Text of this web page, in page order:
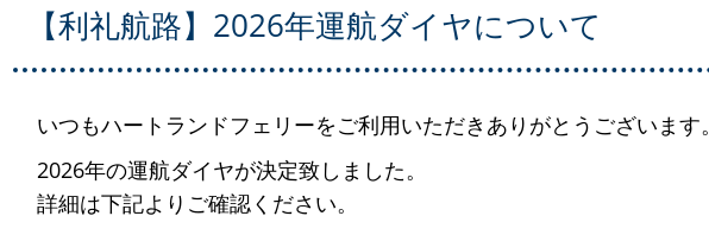
【利礼航路】2026年運航ダイヤについて
いつもハートランドフェリーをご利用いただきありがとうございます。
2026年の運航ダイヤが決定致しました。
詳細は下記よりご確認ください。